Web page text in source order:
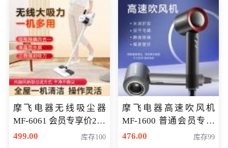
摩飞电器无线吸尘器
MF-6061 会员专享价299
元
499.00 库存100
摩飞电器高速吹风机
MF-1600 普通会员专享
价298元
476.00 库存99